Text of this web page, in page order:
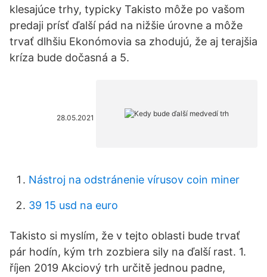
klesajúce trhy, typicky Takisto môže po vašom
predaji prísť ďalší pád na nižšie úrovne a môže
trvať dlhšiu Ekonómovia sa zhodujú, že aj terajšia
kríza bude dočasná a 5.
28.05.2021
Nástroj na odstránenie vírusov coin miner
39 15 usd na euro
Takisto si myslím, že v tejto oblasti bude trvať
pár hodín, kým trh zozbiera sily na ďalší rast. 1.
říjen 2019 Akciový trh určitě jednou padne,